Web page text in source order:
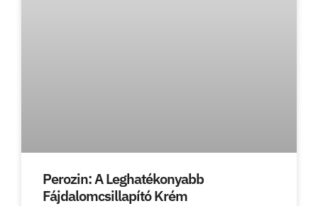
Perozin: A Leghatékonyabb
Fájdalomcsillapító Krém